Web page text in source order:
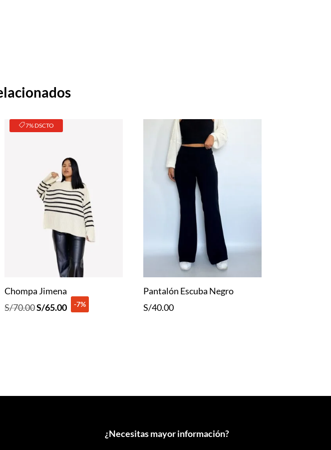
7% DSCTO
Chompa Jimena
S/70.00El
S/65.00El-7%
Pantalón Escuba Negro
S/40.00
¿Necesitas mayor información?